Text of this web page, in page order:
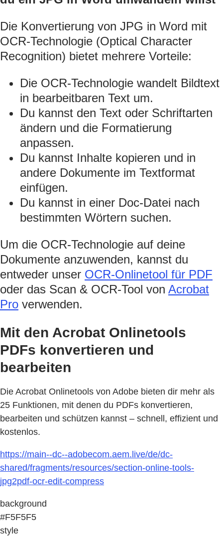
Die Konvertierung von JPG in Word mit
OCR-Technologie (Optical Character
Recognition) bietet mehrere Vorteile:
Die OCR-Technologie wandelt Bildtext
in bearbeitbaren Text um.
Du kannst den Text oder Schriftarten
ändern und die Formatierung
anpassen.
Du kannst Inhalte kopieren und in
andere Dokumente im Textformat
einfügen.
Du kannst in einer Doc-Datei nach
bestimmten Wörtern suchen.
Um die OCR-Technologie auf deine
Dokumente anzuwenden, kannst du
entweder unser OCR-Onlinetool für PDF
oder das Scan & OCR-Tool von Acrobat
Pro verwenden.
Mit den Acrobat Onlinetools
PDFs konvertieren und
bearbeiten
Die Acrobat Onlinetools von Adobe bieten dir mehr als
25 Funktionen, mit denen du PDFs konvertieren,
bearbeiten und schützen kannst – schnell, effizient und
kostenlos.
https://main--dc--adobecom.aem.live/de/dc-
shared/fragments/resources/section-online-tools-
jpg2pdf-ocr-edit-compress
background
#F5F5F5
style